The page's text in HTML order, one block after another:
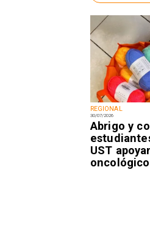
REGIONAL
30/07/2026
Abrigo y
UST